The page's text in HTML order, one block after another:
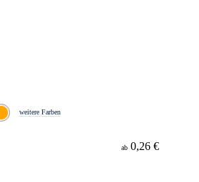
weitere Farben
ab 0,26 €